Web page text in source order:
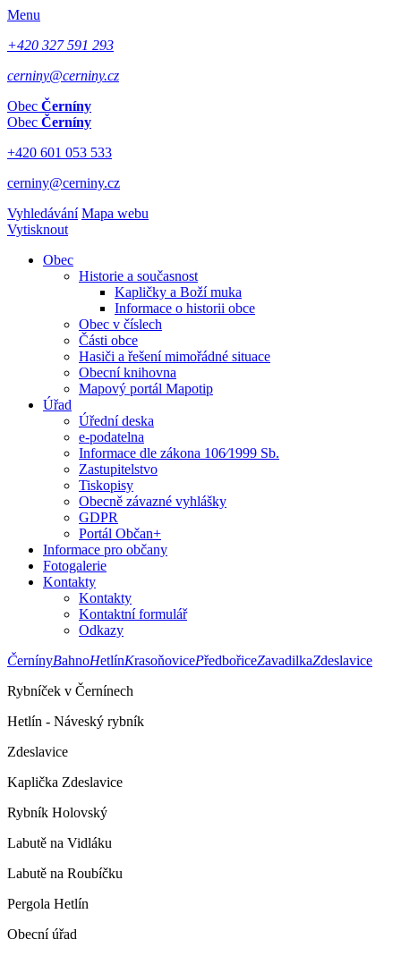
Menu
+420 327 591 293
cerniny@cerniny.cz
Obec Černíny
Obec Černíny
+420 601 053 533
cerniny@cerniny.cz
Vyhledávání Mapa webu
Vytisknout
Obec
Historie a současnost
Kapličky a Boží muka
Informace o historii obce
Obec v číslech
Části obce
Hasiči a řešení mimořádné situace
Obecní knihovna
Mapový portál Mapotip
Úřad
Úřední deska
e-podatelna
Informace dle zákona 106⁄1999 Sb.
Zastupitelstvo
Tiskopisy
Obecně závazné vyhlášky
GDPR
Portál Občan+
Informace pro občany
Fotogalerie
Kontakty
Kontakty
Kontaktní formulář
Odkazy
ČernínyBahnoHetlínKrasoňovicePředbořiceZavadilkaZdeslavice
Rybníček v Černínech
Hetlín - Náveský rybník
Zdeslavice
Kaplička Zdeslavice
Rybník Holovský
Labutě na Vidláku
Labutě na Roubíčku
Pergola Hetlín
Obecní úřad